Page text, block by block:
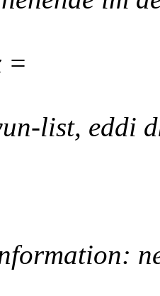
=
list, eddi